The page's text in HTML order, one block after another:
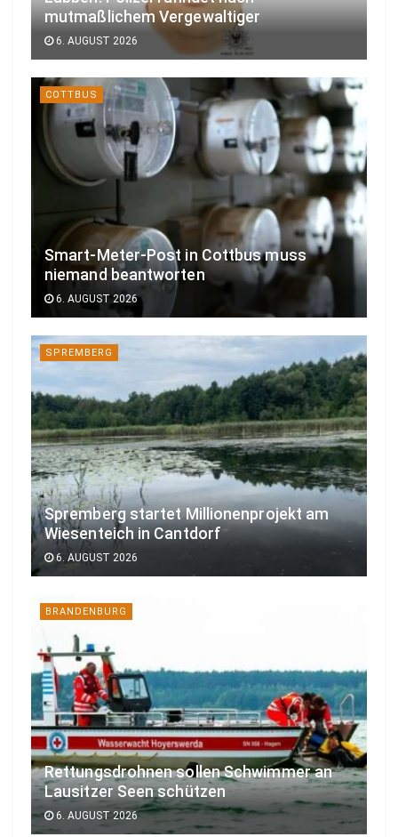
mutmaßlichem Vergewaltiger
6. AUGUST 2026
COTTBUS
Smart-Meter-Post in Cottbus muss
niemand beantworten
6. AUGUST 2026
SPREMBERG
Spremberg startet Millionenprojekt am
Wiesenteich in Cantdorf
6. AUGUST 2026
BRANDENBURG
Rettungsdrohnen sollen Schwimmer an
Lausitzer Seen schützen
6. AUGUST 2026